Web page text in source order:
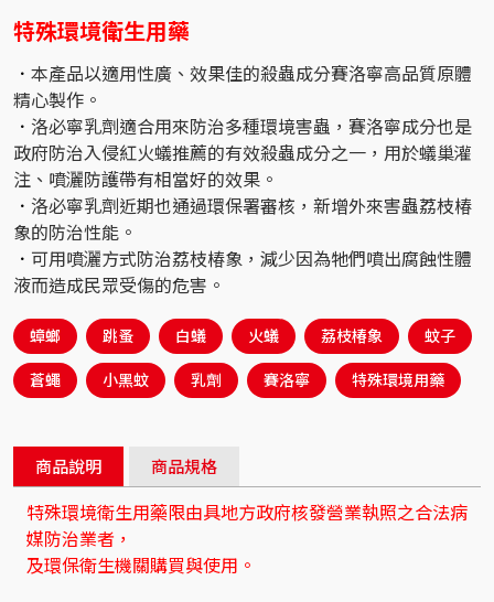
特殊環境衛生用藥
． 本產品以適用性廣、效果佳的殺蟲成分賽洛寧高品質原體
精心製作。
． 洛必寧乳劑適合用來防治多種環境害蟲，賽洛寧成分也是
政府防治入侵紅火蟻推薦的有效殺蟲成分之一，用於蟻巢灌
注、噴灑防護帶有相當好的效果。
． 洛必寧乳劑近期也通過環保署審核，新增外來害蟲荔枝椿
象的防治性能。
． 可用噴灑方式防治荔枝椿象，減少因為牠們噴出腐蝕性體
液而造成民眾受傷的危害。
蟑螂 跳蚤 白蟻 火蟻 荔枝椿象
蚊子
蒼蠅
小黑蚊 乳劑 賽洛寧 特殊環境用藥
商品說明 商品規格
特殊環境衛生用藥限由具地方政府核發營業執照之合法病
媒防治業者，
及環保衛生機關購買與使用。